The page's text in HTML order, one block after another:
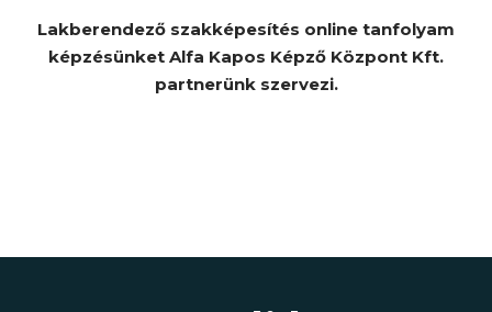
Lakberendező szakképesítés online tanfolyam
képzésünket Alfa Kapos Képző Központ Kft.
partnerünk szervezi.